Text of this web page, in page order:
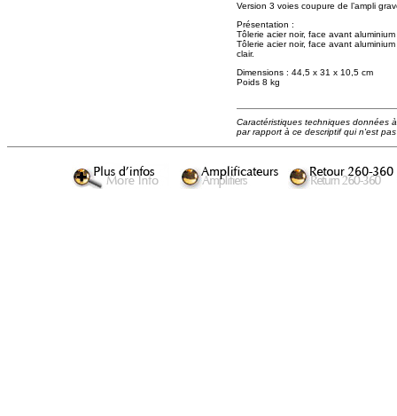
Version 3 voies coupure de l’ampli
Présentation :
Tôlerie acier noir, face avant
Tôlerie acier noir, face avant
clair.
Dimensions : 44,5 x 31 x 10,5 cm
Poids 8 kg
Caractéristiques techniques données
par rapport à ce descriptif qui n'est